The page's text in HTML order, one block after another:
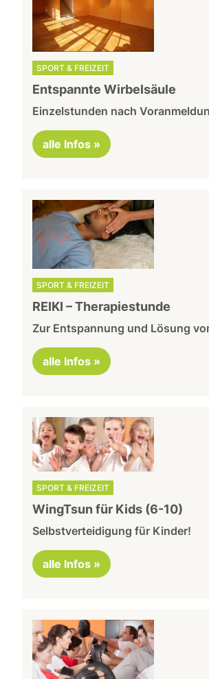
SPORT & FREIZEIT
Entspannte Wirbelsäule
Einzelstunden nach
alle Infos »
SPORT & FREIZEIT
REIKI – Therapiestunde
Zur Entspannung und Lösung
alle Infos »
SPORT & FREIZEIT
WingTsun für Kids (6-10)
Selbstverteidigung für Kinder!
alle Infos »